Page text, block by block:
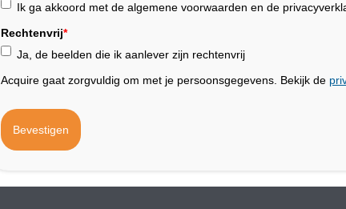
Ik ga akkoord met de algemene voorwaarden en de
Rechtenvrij*
Ja, de beelden die ik aanlever zijn rechtenvrij
Acquire gaat zorgvuldig om met je persoonsgegevens. Bekijk de
Bevestigen